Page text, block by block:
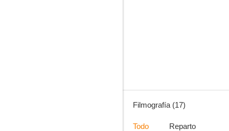
Filmografía (17)
Todo Reparto